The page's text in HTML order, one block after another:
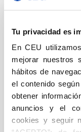
Tu privacidad es
En CEU
mejorar nuestros
hábitos de
el contenido
obtener
anuncios y el
cookies y seguir